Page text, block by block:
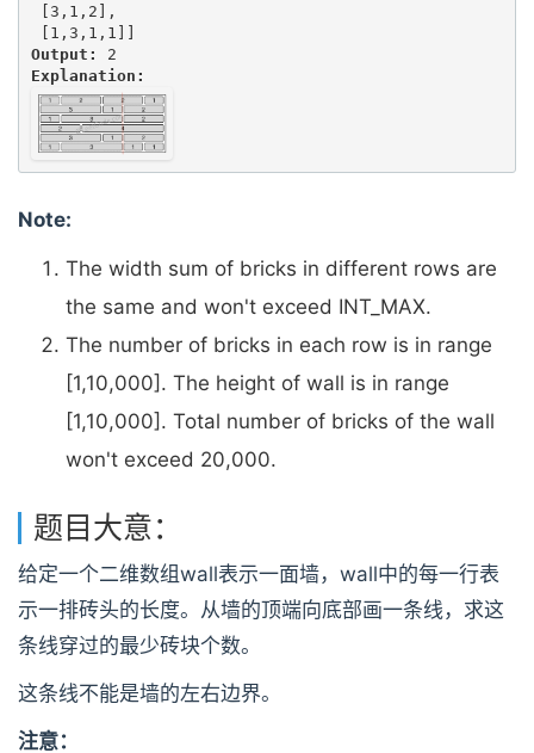
[3,1,2],
Output:
Explanation:
Note:
The width sum of bricks in different rows are
the same and won't exceed INT_MAX.
The number of bricks in each row is in range
[1,10,000]. The height of wall is in range
[1,10,000]. Total number of bricks of the wall
won't exceed 20,000.
题目大意：
给定一个二维数组wall表示一面墙，wall中的每一行表
示一排砖头的长度。从墙的顶端向底部画一条线，求这
条线穿过的最少砖块个数。
这条线不能是墙的左右边界。
注意：